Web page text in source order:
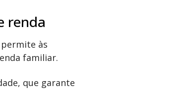
renda
às
familiar.
que garante